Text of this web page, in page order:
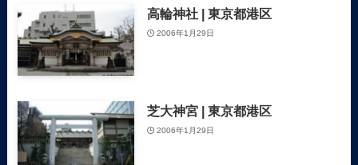
高輪神社 | 東京都港区
2006年1月29日
芝大神宮 | 東京都港区
2006年1月29日